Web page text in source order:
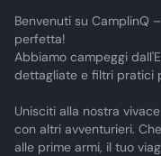
Benvenuti su CamplinQ
perfetta!
Abbiamo campeggi
dettagliate e filtri pratici
Unisciti alla nostra
con altri avventurieri.
alle prime armi, il tuo